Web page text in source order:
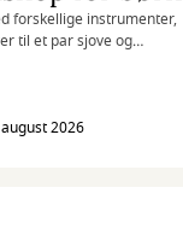
forskellige instrumenter,
til et par sjove og
2026